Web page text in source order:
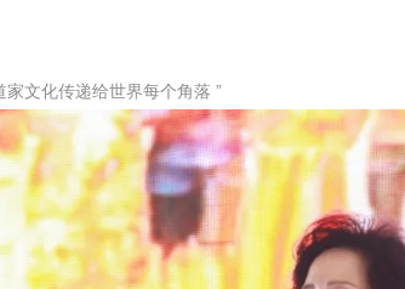
文化传递给世界每个角落 ”